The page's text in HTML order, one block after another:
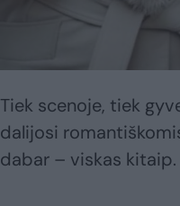
Tiek scenoje, tiek
dalijosi
dabar – viskas kitaip.